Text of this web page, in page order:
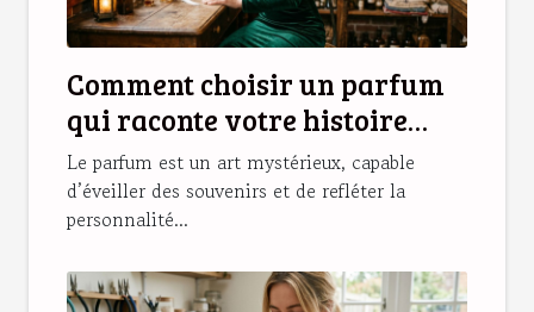
Comment choisir un parfum
qui raconte votre histoire
personnelle ?
Le parfum est un art mystérieux, capable
d’éveiller des souvenirs et de refléter la
personnalité...